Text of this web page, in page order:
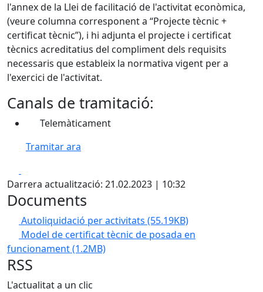
l'annex de la Llei de facilitació de l'activitat econòmica,
(veure columna corresponent a “Projecte tècnic +
certificat tècnic”), i hi adjunta el projecte i certificat
tècnics acreditatius del compliment dels requisits
necessaris que estableix la normativa vigent per a
l'exercici de l'activitat.
Canals de tramitació:
Telemàticament
Tramitar ara
Darrera actualització: 21.02.2023 | 10:32
Documents
Autoliquidació per activitats (55.19KB)
Model de certificat tècnic de posada en
funcionament(1.2MB)
RSS
L'actualitat a un clic